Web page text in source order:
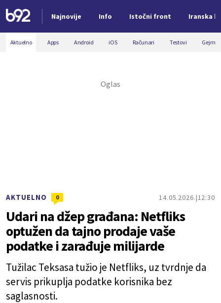
Najnovije Info Istočni front Iranska
Nova vest
Aktuelno Apps Android iOS Računari Testovi
AKTUELNO 0 14.05.2026. 12:30
Udari na džep građana: Netfliks
optužen da tajno prodaje vaše
podatke i zarađuje milijarde
Tužilac Teksasa tužio je Netfliks, uz tvrdnje da
servis prikuplja podatke korisnika bez
saglasnosti.